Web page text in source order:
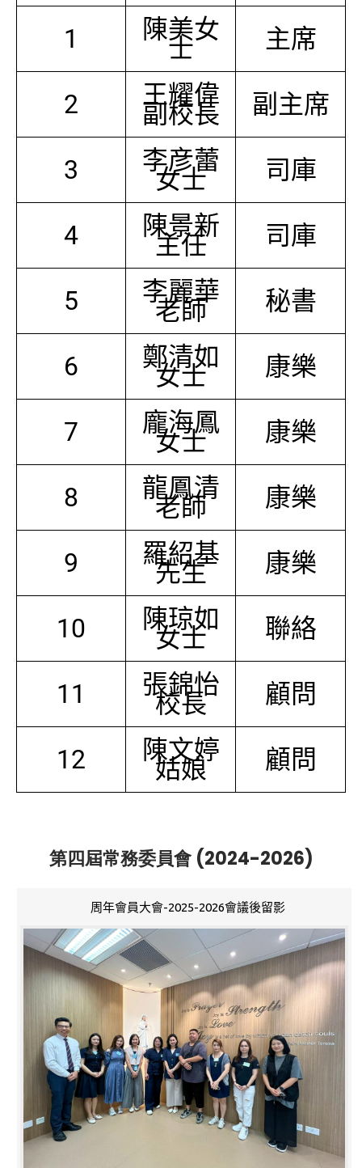
1
陳美女
士 主席
2 王耀偉
副校長 副主席
3 李彦蕾
女士 司庫
4 陳景新
主任 司庫
5 李麗華
老師 秘書
6 鄭清如
女士 康樂
7 龐海鳳
女士 康樂
8 龍鳳清
老師 康樂
9 羅紹基
先生 康樂
10 陳琼如
女士 聯絡
11 張錦怡
校長 顧問
12 陳文婷
姑娘 顧問
第四屆常務委員會 (2024-2026)
周年會員大會-2025-2026會議後留影